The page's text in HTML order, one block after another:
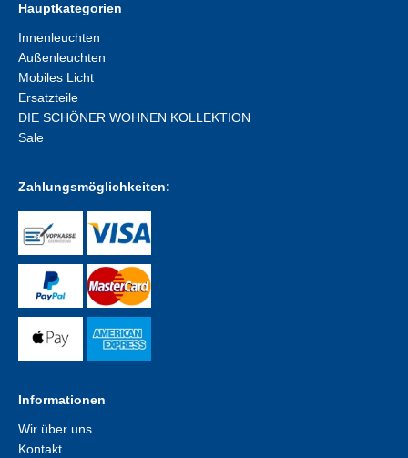
Hauptkategorien
Innenleuchten
Außenleuchten
Mobiles Licht
Ersatzteile
DIE SCHÖNER WOHNEN KOLLEKTION
Sale
Zahlungsmöglichkeiten:
Informationen
Wir über uns
Kontakt